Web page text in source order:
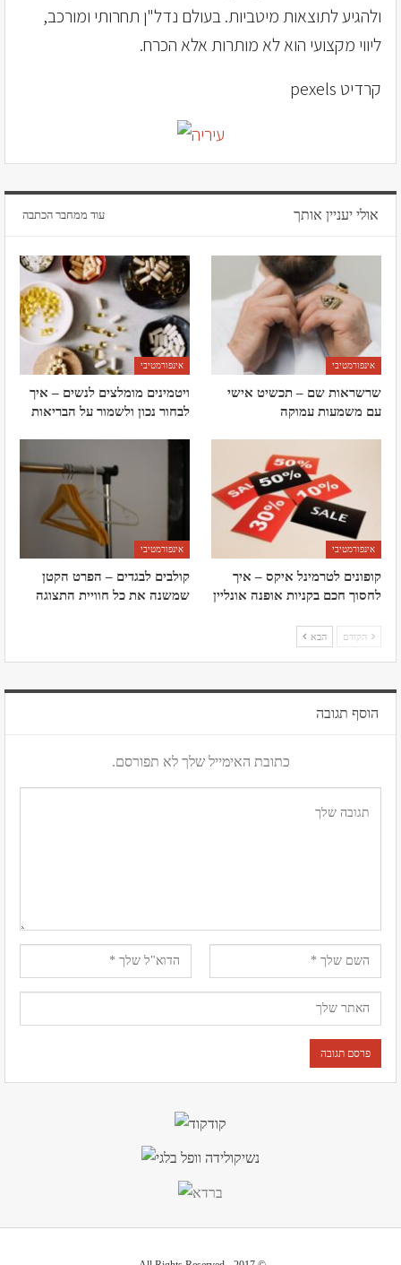
ולהגיע לתוצאות מיטביות. בעולם נדל"ן תחרותי ומורכב,
ליווי מקצועי הוא לא מותרות אלא הכרח.
קרדיט pexels
אולי יעניין אותך עוד ממחבר הכתבה
אינפורמטיבי
שרשראות שם – תכשיט אישי
עם משמעות עמוקה
אינפורמטיבי
ויטמינים מומלצים לנשים – איך
לבחור נכון ולשמור על הבריאות
אינפורמטיבי
קופונים לטרמינל איקס – איך
לחסוך חכם בקניות אופנה אונליין
אינפורמטיבי
קולבים לבגדים – הפרט הקטן
שמשנה את כל חוויית התצוגה
הקודם הבא
הוסף תגובה
כתובת האימייל שלך לא תפורסם.